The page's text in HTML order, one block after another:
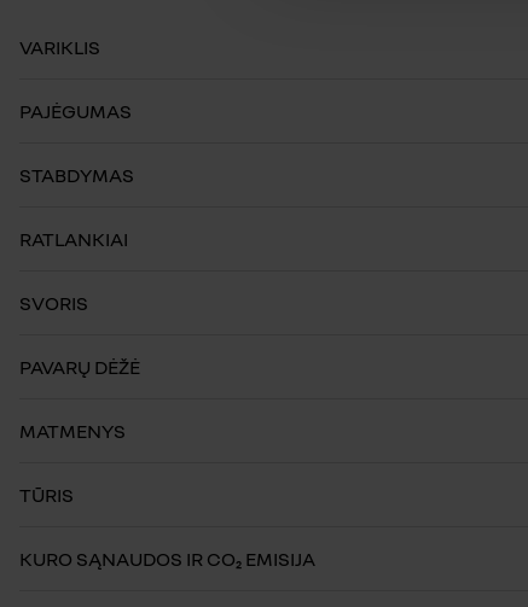
VARIKLIS
PAJĖGUMAS
STABDYMAS
RATLANKIAI
SVORIS
PAVARŲ DĖŽĖ
MATMENYS
TŪRIS
KURO SĄNAUDOS IR CO₂ EMISIJA